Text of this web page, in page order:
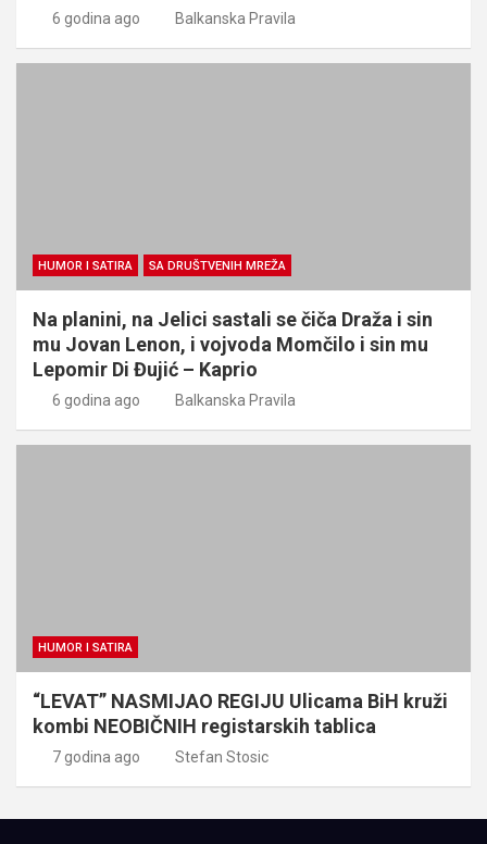
6 godina ago Balkanska Pravila
HUMOR I SATIRA SA DRUŠTVENIH MREŽA
Na planini, na Jelici sastali se čiča Draža i sin
mu Jovan Lenon, i vojvoda Momčilo i sin mu
Lepomir Di Đujić – Kaprio
6 godina ago Balkanska Pravila
HUMOR I SATIRA
“LEVAT” NASMIJAO REGIJU Ulicama BiH kruži
kombi NEOBIČNIH registarskih tablica
7 godina ago Stefan Stosic